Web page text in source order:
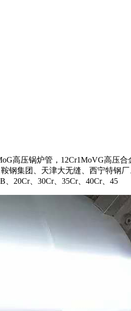
高压锅炉管，12Cr1MoVG高压
钢集团、天津大无缝、西宁特钢
、20Cr、30Cr、35Cr、40Cr、45